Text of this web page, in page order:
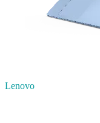
Lenovo